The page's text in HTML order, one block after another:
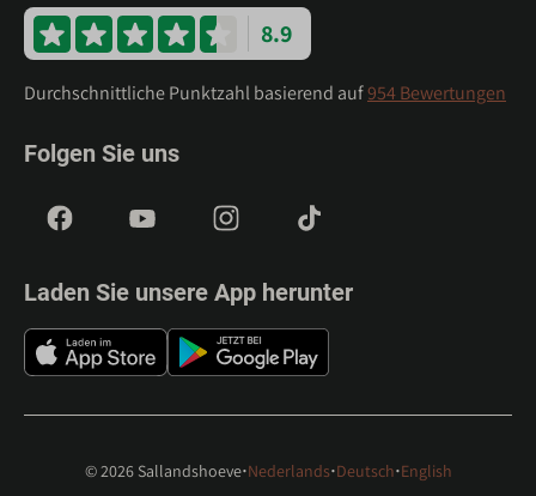
8.9
Durchschnittliche Punktzahl basierend auf954 Bewertungen
Folgen Sie uns
Laden Sie unsere App herunter
© 2026 Sallandshoeve·Nederlands·Deutsch·English